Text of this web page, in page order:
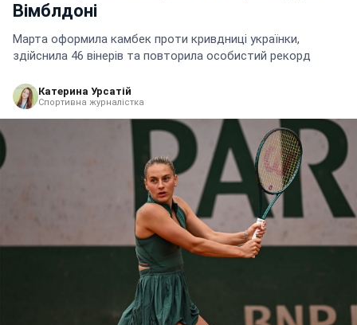
Вімблдоні
Марта оформила камбек проти кривдниці українки,
здійснила 46 вінерів та повторила особистий рекорд
Катерина Урсатій
Спортивна журналістка